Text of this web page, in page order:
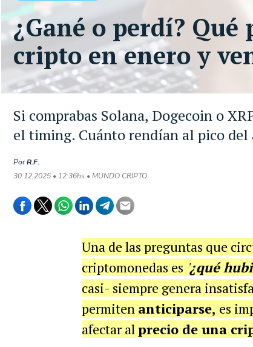
Si comprabas Solana, Dogecoin o
el timing. Cuánto rendían al pico del
PorR.F.
30.12.2025 • 12:36hs • MUNDO CRIPTO
¿Gané o perdí?
cripto en enero y
Una de las preguntas que
criptomonedas es ¿qué
casi- siempre genera
permiten anticiparse, es
afectar alprecio de una